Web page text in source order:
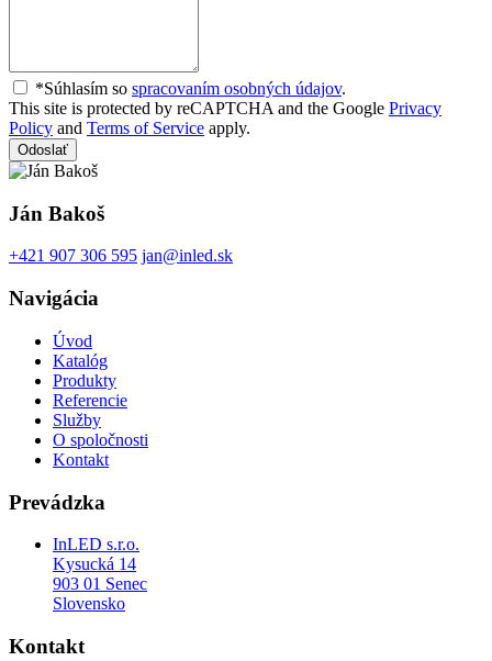
*Súhlasím so spracovaním osobných údajov.
This site is protected by reCAPTCHA and the Google Privacy
Policy and Terms of Service apply.
Odoslať
Ján Bakoš
+421 907 306 595 jan@inled.sk
Navigácia
Úvod
Katalóg
Produkty
Referencie
Služby
O spoločnosti
Kontakt
Prevádzka
InLED s.r.o.
Kysucká 14
903 01 Senec
Slovensko
Kontakt